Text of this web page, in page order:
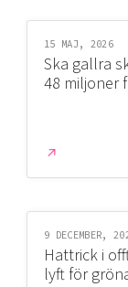
Mer
15 MAJ, 2026
Ska gallra
48 miljoner
9 DECEMBER,
Hattrick i
lyft för